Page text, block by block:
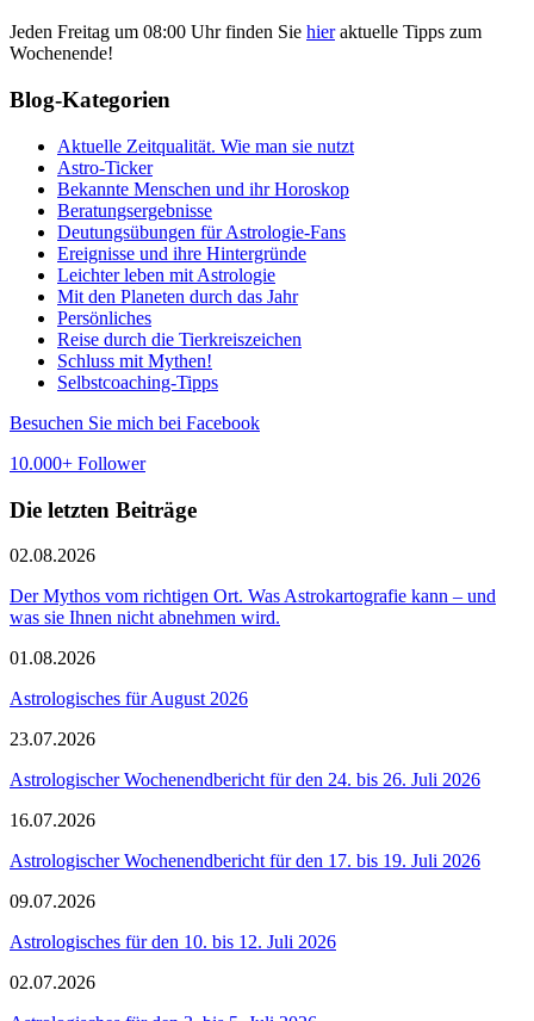
Jeden Freitag um 08:00 Uhr finden Sie hieraktuelle Tipps zum
Wochenende!
Blog-Kategorien
Aktuelle Zeitqualität. Wie man sie nutzt
Astro-Ticker
Bekannte Menschen und ihr Horoskop
Beratungsergebnisse
Deutungsübungen für Astrologie-Fans
Ereignisse und ihre Hintergründe
Leichter leben mit Astrologie
Mit den Planeten durch das Jahr
Persönliches
Reise durch die Tierkreiszeichen
Schluss mit Mythen!
Selbstcoaching-Tipps
Besuchen Sie mich bei Facebook
10.000+ Follower
Die letzten Beiträge
02.08.2026
Der Mythos vom richtigen Ort. Was Astrokartografie kann – und
was sie Ihnen nicht abnehmen wird.
01.08.2026
Astrologisches für August 2026
23.07.2026
Astrologischer Wochenendbericht für den 24. bis 26. Juli 2026
16.07.2026
Astrologischer Wochenendbericht für den 17. bis 19. Juli 2026
09.07.2026
Astrologisches für den 10. bis 12. Juli 2026
02.07.2026